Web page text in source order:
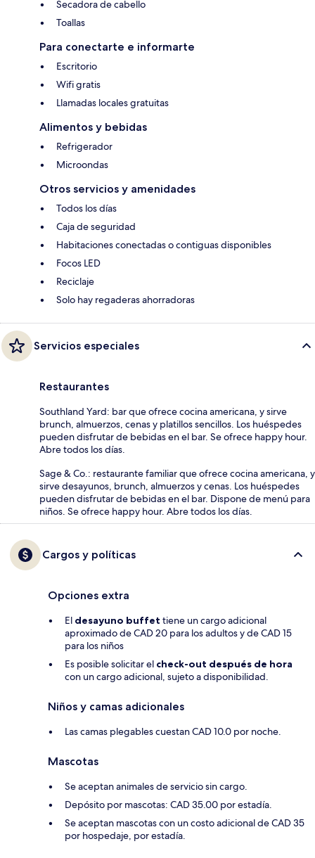
Secadora de cabello
Toallas
Para conectarte e informarte
Escritorio
Wifi gratis
Llamadas locales gratuitas
Alimentos y bebidas
Refrigerador
Microondas
Otros servicios y amenidades
Todos los días
Caja de seguridad
Habitaciones conectadas o contiguas disponibles
Focos LED
Reciclaje
Solo hay regaderas ahorradoras
Servicios especiales
Restaurantes
Southland Yard: bar que ofrece cocina americana, y sirve
brunch, almuerzos, cenas y platillos sencillos. Los huéspedes
pueden disfrutar de bebidas en el bar. Se ofrece happy hour.
Abre todos los días.
Sage & Co.: restaurante familiar que ofrece cocina americana, y
sirve desayunos, brunch, almuerzos y cenas. Los huéspedes
pueden disfrutar de bebidas en el bar. Dispone de menú para
niños. Se ofrece happy hour. Abre todos los días.
Cargos y políticas
Opciones extra
El desayuno buffet tiene un cargo adicional
aproximado de CAD 20 para los adultos y de CAD 15
para los niños
Es posible solicitar el check-out después de hora
con un cargo adicional, sujeto a disponibilidad.
Niños y camas adicionales
Las camas plegables cuestan CAD 10.0 por noche.
Mascotas
Se aceptan animales de servicio sin cargo.
Depósito por mascotas: CAD 35.00 por estadía.
Se aceptan mascotas con un costo adicional de CAD 35
por hospedaje, por estadía.